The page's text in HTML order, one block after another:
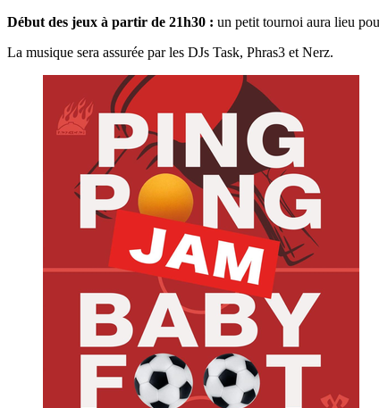
Début des jeux à partir de 21h30 : un petit tournoi aura lieu
La musique sera assurée par les DJs Task, Phras3 et Nerz.